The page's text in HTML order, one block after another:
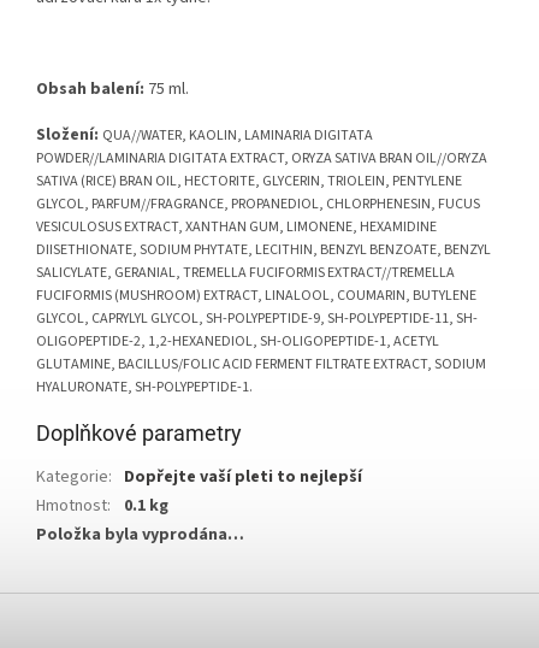
Obsah balení: 75 ml.
Složení: QUA//WATER, KAOLIN, LAMINARIA DIGITATA
POWDER//LAMINARIA DIGITATA EXTRACT, ORYZA SATIVA BRAN OIL//ORYZA
SATIVA (RICE) BRAN OIL, HECTORITE, GLYCERIN, TRIOLEIN, PENTYLENE
GLYCOL, PARFUM//FRAGRANCE, PROPANEDIOL, CHLORPHENESIN, FUCUS
VESICULOSUS EXTRACT, XANTHAN GUM, LIMONENE, HEXAMIDINE
DIISETHIONATE, SODIUM PHYTATE, LECITHIN, BENZYL BENZOATE, BENZYL
SALICYLATE, GERANIAL, TREMELLA FUCIFORMIS EXTRACT//TREMELLA
FUCIFORMIS (MUSHROOM) EXTRACT, LINALOOL, COUMARIN, BUTYLENE
GLYCOL, CAPRYLYL GLYCOL, SH-POLYPEPTIDE-9, SH-POLYPEPTIDE-11, SH-
OLIGOPEPTIDE-2, 1,2-HEXANEDIOL, SH-OLIGOPEPTIDE-1, ACETYL
GLUTAMINE, BACILLUS/FOLIC ACID FERMENT FILTRATE EXTRACT, SODIUM
HYALURONATE, SH-POLYPEPTIDE-1.
Doplňkové parametry
Kategorie: Dopřejte vaší pleti to nejlepší
Hmotnost:
0.1 kg
Položka byla vyprodána…